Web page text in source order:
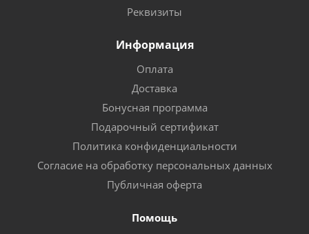
Реквизиты
Информация
Оплата
Доставка
Бонусная программа
Подарочный сертификат
Политика конфиденциальности
Согласие на обработку персональных данных
Публичная оферта
Помощь